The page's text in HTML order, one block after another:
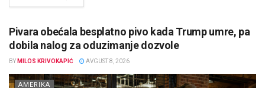
Pivara obećala besplatno pivo kada Trump umre, pa
dobila nalog za oduzimanje dozvole
BY MILOS KRIVOKAPIĆ AVGUST 8, 2026
AMERIKA